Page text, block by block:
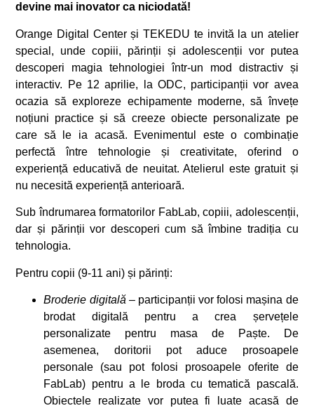
devine mai inovator ca niciodată!
Orange Digital Center și TEKEDU te invită la un atelier
special, unde copiii, părinții și adolescenții vor putea
descoperi magia tehnologiei într-un mod distractiv și
interactiv. Pe 12 aprilie, la ODC, participanții vor avea
ocazia să exploreze echipamente moderne, să învețe
noțiuni practice și să creeze obiecte personalizate pe
care să le ia acasă. Evenimentul este o combinație
perfectă între tehnologie și creativitate, oferind o
experiență educativă de neuitat. Atelierul este gratuit și
nu necesită experiență anterioară.
Sub îndrumarea formatorilor FabLab, copiii, adolescenții,
dar și părinții vor descoperi cum să îmbine tradiția cu
tehnologia.
Pentru copii (9-11 ani) și părinți:
Broderie digitală – participanții vor folosi mașina de
brodat digitală pentru a crea șervețele
personalizate pentru masa de Paște. De
asemenea, doritorii pot aduce prosoapele
personale (sau pot folosi prosoapele oferite de
FabLab) pentru a le broda cu tematică pascală.
Obiectele realizate vor putea fi luate acasă de